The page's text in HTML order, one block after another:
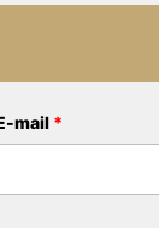
mail *